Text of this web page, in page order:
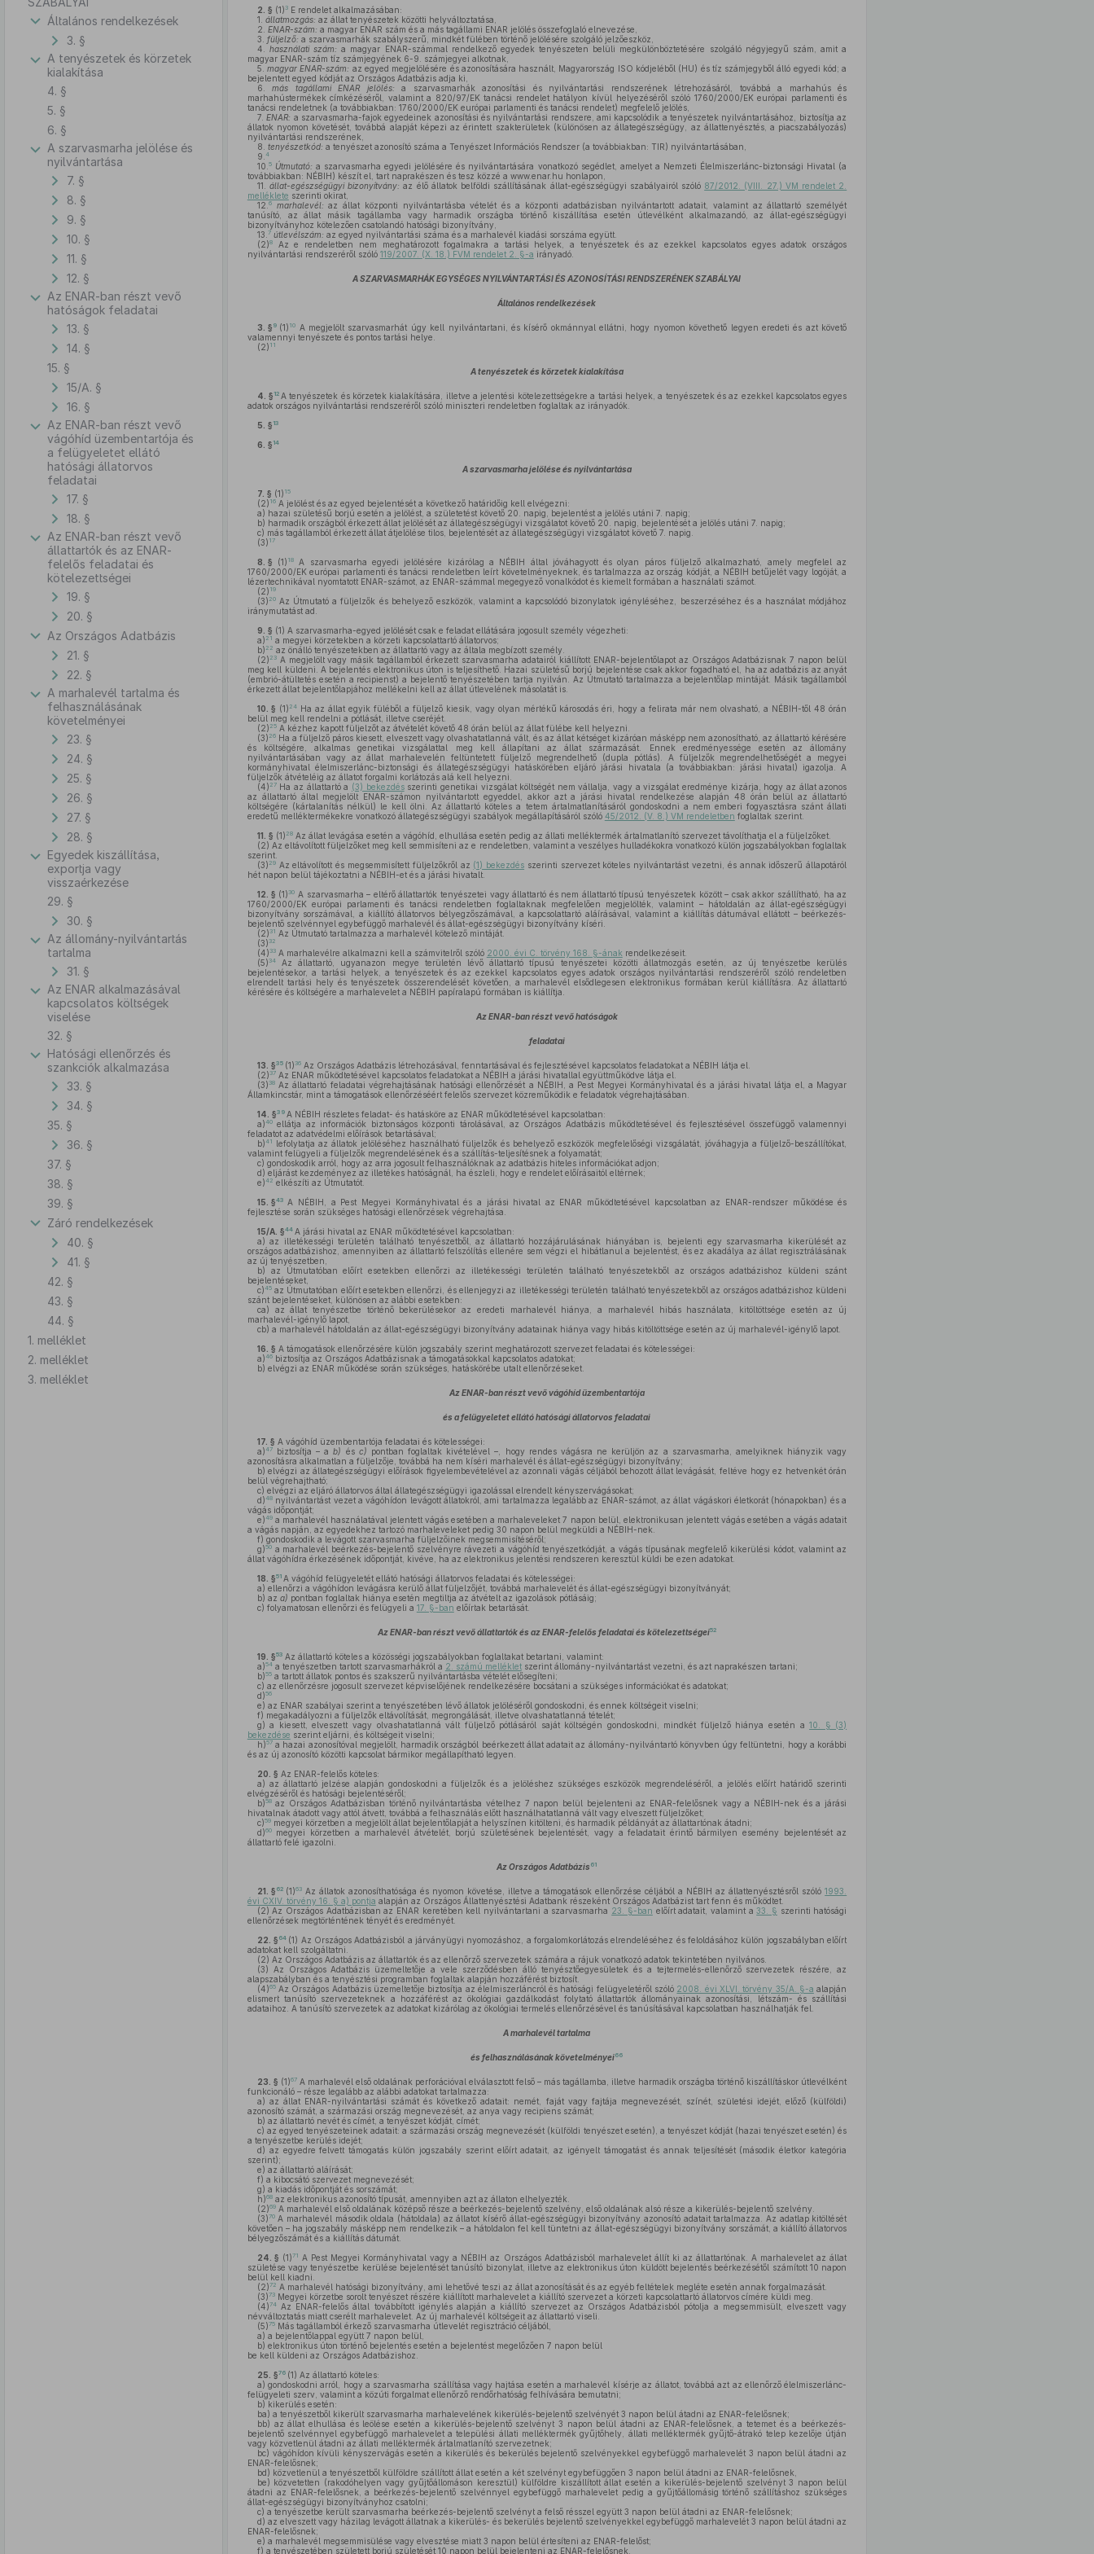
Általános rendelkezések
3. §
A tenyészetek és körzetek
kialakítása
4. §
5. §
6. §
A szarvasmarha jelölése és
nyilvántartása
7. §
8. §
9. §
10. §
11. §
12. §
Az ENAR-ban részt vevő
hatóságok feladatai
13. §
14. §
15. §
15/A. §
16. §
Az ENAR-ban részt vevő
vágóhíd üzembentartója és
a felügyeletet ellátó
hatósági állatorvos
feladatai
17. §
18. §
Az ENAR-ban részt vevő
állattartók és az ENAR-
felelős feladatai és
kötelezettségei
19. §
20. §
Az Országos Adatbázis
21. §
22. §
A marhalevél tartalma és
felhasználásának
követelményei
23. §
24. §
25. §
26. §
27. §
28. §
Egyedek kiszállítása,
exportja vagy
visszaérkezése
29. §
30. §
Az állomány-nyilvántartás
tartalma
31. §
Az ENAR alkalmazásával
kapcsolatos költségek
viselése
32. §
Hatósági ellenőrzés és
szankciók alkalmazása
33. §
34. §
35. §
36. §
37. §
38. §
39. §
Záró rendelkezések
40. §
41. §
42. §
43. §
44. §
1. melléklet
2. melléklet
3. melléklet
2. § (1) 3E rendelet alkalmazásában:
1. állatmozgás: az állat tenyészetek közötti helyváltoztatása,
2. ENAR-szám: a magyar ENAR szám és a más tagállami ENAR jelölés összefoglaló elnevezése,
3. füljelző: a szarvasmarhák szabályszerű, mindkét fülében történő jelölésére szolgáló jelzőeszköz,
4.
használati szám: a magyar ENAR-számmal rendelkező egyedek tenyészeten belüli megkülönböztetésére szolgáló négyjegyű szám, amit a
magyar ENAR-szám tíz számjegyének 6-9. számjegyei alkotnak,
5. magyar ENAR-szám: az egyed megjelölésére és azonosítására használt, Magyarország ISO kódjeléből (HU) és tíz számjegyből álló egyedi kód; a
bejelentett egyed kódját az Országos Adatbázis adja ki,
6.
más tagállami ENAR jelölés: a szarvasmarhák azonosítási és nyilvántartási rendszerének létrehozásáról, továbbá a marhahús és
marhahústermékek címkézéséről, valamint a 820/97/EK tanácsi rendelet hatályon kívül helyezéséről szóló 1760/2000/EK európai parlamenti és
tanácsi rendeletnek (a továbbiakban: 1760/2000/EK európai parlamenti és tanácsi rendelet) megfelelő jelölés,
7. ENAR: a szarvasmarha-fajok egyedeinek azonosítási és nyilvántartási rendszere, ami kapcsolódik a tenyészetek nyilvántartásához, biztosítja az
állatok nyomon követését, továbbá alapját képezi az érintett szakterületek (különösen az állategészségügy, az állattenyésztés, a piacszabályozás)
nyilvántartási rendszerének,
8. tenyészetkód: a tenyészet azonosító száma a Tenyészet Információs Rendszer (a továbbiakban: TIR) nyilvántartásában,
9. 4
10. 5 Útmutató: a szarvasmarha egyedi jelölésére és nyilvántartására vonatkozó segédlet, amelyet a Nemzeti Élelmiszerlánc-biztonsági Hivatal (a
továbbiakban: NÉBIH) készít el, tart naprakészen és tesz közzé a www.enar.hu honlapon,
11.
állat-egészségügyi bizonyítvány: az élő állatok belföldi szállításának állat-egészségügyi szabályairól szóló 87/2012. (VIII. 27.) VM rendelet 2.
melléklete szerinti okirat,
12. 6 marhalevél: az állat központi nyilvántartásba vételét és a központi adatbázisban nyilvántartott adatait, valamint az állattartó személyét
tanúsító, az állat másik tagállamba vagy harmadik országba történő kiszállítása esetén útlevélként alkalmazandó, az állat-egészségügyi
bizonyítványhoz kötelezően csatolandó hatósági bizonyítvány,
13. 7 útlevélszám: az egyed nyilvántartási száma és a marhalevél kiadási sorszáma együtt.
(2)8Az e rendeletben nem meghatározott fogalmakra a tartási helyek, a tenyészetek és az ezekkel kapcsolatos egyes adatok országos
nyilvántartási rendszeréről szóló 119/2007. (X. 18.) FVM rendelet 2. §-a irányadó.
A SZARVASMARHÁK EGYSÉGES NYILVÁNTARTÁSI ÉS AZONOSÍTÁSI RENDSZERÉNEK SZABÁLYAI
Általános rendelkezések
3. § 9 (1) 10 A megjelölt szarvasmarhát úgy kell nyilvántartani, és kísérő okmánnyal ellátni, hogy nyomon követhető legyen eredeti és azt követő
valamennyi tenyészete és pontos tartási helye.
(2) 11
A tenyészetek és körzetek kialakítása
4. § 12 A tenyészetek és körzetek kialakítására, illetve a jelentési kötelezettségekre a tartási helyek, a tenyészetek és az ezekkel kapcsolatos egyes
adatok országos nyilvántartási rendszeréről szóló miniszteri rendeletben foglaltak az irányadók.
5. § 13
6. § 14
A szarvasmarha jelölése és nyilvántartása
7. § (1) 15
(2) 16A jelölést és az egyed bejelentését a következő határidőig kell elvégezni:
a) hazai születésű borjú esetén a jelölést, a születetést követő 20. napig, bejelentést a jelölés utáni 7. napig;
b) harmadik országból érkezett állat jelölését az állategészségügyi vizsgálatot követő 20. napig, bejelentését a jelölés utáni 7. napig;
c) más tagállamból érkezett állat átjelölése tilos, bejelentését az állategészségügyi vizsgálatot követő 7. napig.
(3) 17
8. § (1) 18
A szarvasmarha egyedi jelölésére kizárólag a NÉBIH által jóváhagyott és olyan páros füljelző alkalmazható, amely megfelel az
1760/2000/EK európai parlamenti és tanácsi rendeletben leírt követelményeknek, és tartalmazza az ország kódját, a NÉBIH betűjelét vagy logóját, a
lézertechnikával nyomtatott ENAR-számot, az ENAR-számmal megegyező vonalkódot és kiemelt formában a használati számot.
(2) 19
(3) 20Az Útmutató a füljelzők és behelyező eszközök, valamint a kapcsolódó bizonylatok igényléséhez, beszerzéséhez és a használat módjához
iránymutatást ad.
9. § (1) A szarvasmarha-egyed jelölését csak e feladat ellátására jogosult személy végezheti:
a) 21 a megyei körzetekben a körzeti kapcsolattartó állatorvos;
b) 22 az önálló tenyészetekben az állattartó vagy az általa megbízott személy.
(2) 23A megjelölt vagy másik tagállamból érkezett szarvasmarha adatairól kiállított ENAR-bejelentőlapot az Országos Adatbázisnak 7 napon belül
meg kell küldeni. A bejelentés elektronikus úton is teljesíthető. Hazai születésű borjú bejelentése csak akkor fogadható el, ha az adatbázis az anyát
(embrió-átültetés esetén a recipienst) a bejelentő tenyészetében tartja nyilván. Az Útmutató tartalmazza a bejelentőlap mintáját. Másik tagállamból
érkezett állat bejelentőlapjához mellékelni kell az állat útlevelének másolatát is.
10. § (1) 24Ha az állat egyik füléből a füljelző kiesik, vagy olyan mértékű károsodás éri, hogy a felirata már nem olvasható, a NÉBIH-től 48 órán
belül meg kell rendelni a pótlását, illetve cseréjét.
(2) 25A kézhez kapott füljelzőt az átvételét követő 48 órán belül az állat fülébe kell helyezni.
(3) 26Ha a füljelző páros kiesett, elveszett vagy olvashatatlanná vált, és az állat kétséget kizáróan másképp nem azonosítható, az állattartó kérésére
és költségére, alkalmas genetikai vizsgálattal meg kell állapítani az állat származását. Ennek eredményessége esetén az állomány
nyilvántartásában vagy az állat marhalevelén feltüntetett füljelző megrendelhető (dupla pótlás). A füljelzők megrendelhetőségét a megyei
kormányhivatal élelmiszerlánc-biztonsági és állategészségügyi hatáskörében eljáró járási hivatala (a továbbiakban: járási hivatal) igazolja. A
füljelzők átvételéig az állatot forgalmi korlátozás alá kell helyezni.
(4) 27Ha az állattartó a (3) bekezdésszerinti genetikai vizsgálat költségét nem vállalja, vagy a vizsgálat eredménye kizárja, hogy az állat azonos
az állattartó által megjelölt ENAR-számon nyilvántartott egyeddel, akkor azt a járási hivatal rendelkezése alapján 48 órán belül az állattartó
költségére (kártalanítás nélkül) le kell ölni. Az állattartó köteles a tetem ártalmatlanításáról gondoskodni a nem emberi fogyasztásra szánt állati
eredetű melléktermékekre vonatkozó állategészségügyi szabályok megállapításáról szóló 45/2012. (V. 8.) VM rendeletben foglaltak szerint.
11. § (1) 28Az állat levágása esetén a vágóhíd, elhullása esetén pedig az állati melléktermék ártalmatlanító szervezet távolíthatja el a füljelzőket.
(2) Az eltávolított füljelzőket meg kell semmisíteni az e rendeletben, valamint a veszélyes hulladékokra vonatkozó külön jogszabályokban foglaltak
szerint.
(3) 29Az eltávolított és megsemmisített füljelzőkről az (1) bekezdés szerinti szervezet köteles nyilvántartást vezetni, és annak időszerű állapotáról
hét napon belül tájékoztatni a NÉBIH-et és a járási hivatalt.
12. § (1)30 A szarvasmarha – eltérő állattartók tenyészetei vagy állattartó és nem állattartó típusú tenyészetek között – csak akkor szállítható, ha az
1760/2000/EK európai parlamenti és tanácsi rendeletben foglaltaknak megfelelően megjelölték, valamint – hátoldalán az állat-egészségügyi
bizonyítvány sorszámával, a kiállító állatorvos bélyegzőszámával, a kapcsolattartó aláírásával, valamint a kiállítás dátumával ellátott – beérkezés-
bejelentő szelvénnyel egybefüggő marhalevél és állat-egészségügyi bizonyítvány kíséri.
(2) 31 Az Útmutató tartalmazza a marhalevél kötelező mintáját.
(3) 32
(4) 33A marhalevélre alkalmazni kell a számvitelről szóló 2000. évi C. törvény 168. §-ának rendelkezéseit.
(5) 34Az állattartó, ugyanazon megye területén lévő állattartó típusú tenyészetei közötti állatmozgás esetén, az új tenyészetbe kerülés
bejelentésekor, a tartási helyek, a tenyészetek és az ezekkel kapcsolatos egyes adatok országos nyilvántartási rendszeréről szóló rendeletben
elrendelt tartási hely és tenyészetek összerendelését követően, a marhalevél elsődlegesen elektronikus formában kerül kiállításra. Az állattartó
kérésére és költségére a marhalevelet a NÉBIH papíralapú formában is kiállítja.
Az ENAR-ban részt vevő hatóságok
feladatai
13. §35 (1) 36Az Országos Adatbázis létrehozásával, fenntartásával és fejlesztésével kapcsolatos feladatokat a NÉBIH látja el.
(2) 37Az ENAR működtetésével kapcsolatos feladatokat a NÉBIH a járási hivatallal együttműködve látja el.
(3) 38Az állattartó feladatai végrehajtásának hatósági ellenőrzését a NÉBIH, a Pest Megyei Kormányhivatal és a járási hivatal látja el, a Magyar
Államkincstár, mint a támogatások ellenőrzéséért felelős szervezet közreműködik e feladatok végrehajtásában.
14. §39 A NÉBIH részletes feladat- és hatásköre az ENAR működtetésével kapcsolatban:
a)40ellátja az információk biztonságos központi tárolásával, az Országos Adatbázis működtetésével és fejlesztésével összefüggő valamennyi
feladatot az adatvédelmi előírások betartásával;
b)41
lefolytatja az állatok jelöléséhez használható füljelzők és behelyező eszközök megfelelőségi vizsgálatát, jóváhagyja a füljelző-beszállítókat,
valamint felügyeli a füljelzők megrendelésének és a szállítás-teljesítésnek a folyamatát;
c) gondoskodik arról, hogy az arra jogosult felhasználóknak az adatbázis hiteles információkat adjon;
d) eljárást kezdeményez az illetékes hatóságnál, ha észleli, hogy e rendelet előírásaitól eltérnek;
e)42 elkészíti az Útmutatót.
15. §43
A NÉBIH, a Pest Megyei Kormányhivatal és a járási hivatal az ENAR működtetésével kapcsolatban az ENAR-rendszer működése és
fejlesztése során szükséges hatósági ellenőrzések végrehajtása.
15/A. §44 A járási hivatal az ENAR működtetésével kapcsolatban:
a) az illetékességi területén található tenyészetből, az állattartó hozzájárulásának hiányában is, bejelenti egy szarvasmarha kikerülését az
országos adatbázishoz, amennyiben az állattartó felszólítás ellenére sem végzi el hibátlanul a bejelentést, és ez akadálya az állat regisztrálásának
az új tenyészetben,
b) az Útmutatóban előírt esetekben ellenőrzi az illetékességi területén található tenyészetekből az országos adatbázishoz küldeni szánt
bejelentéseket,
c)45az Útmutatóban előírt esetekben ellenőrzi, és ellenjegyzi az illetékességi területén található tenyészetekből az országos adatbázishoz küldeni
szánt bejelentéseket, különösen az alábbi esetekben:
ca) az állat tenyészetbe történő bekerülésekor az eredeti marhalevél hiánya, a marhalevél hibás használata, kitöltöttsége esetén az új
marhalevél-igénylő lapot,
cb) a marhalevél hátoldalán az állat-egészségügyi bizonyítvány adatainak hiánya vagy hibás kitöltöttsége esetén az új marhalevél-igénylő lapot.
16. § A támogatások ellenőrzésére külön jogszabály szerint meghatározott szervezet feladatai és kötelességei:
a)46biztosítja az Országos Adatbázisnak a támogatásokkal kapcsolatos adatokat;
b) elvégzi az ENAR működése során szükséges, hatáskörébe utalt ellenőrzéseket.
Az ENAR-ban részt vevő vágóhíd üzembentartója
és a felügyeletet ellátó hatósági állatorvos feladatai
17. § A vágóhíd üzembentartója feladatai és kötelességei:
a)47biztosítja – ab) és c) pontban foglaltak kivételével –, hogy rendes vágásra ne kerüljön az a szarvasmarha, amelyiknek hiányzik vagy
azonosításra alkalmatlan a füljelzője, továbbá ha nem kíséri marhalevél és állat-egészségügyi bizonyítvány;
b) elvégzi az állategészségügyi előírások figyelembevételével az azonnali vágás céljából behozott állat levágását, feltéve hogy ez hetvenkét órán
belül végrehajtható;
c) elvégzi az eljáró állatorvos által állategészségügyi igazolással elrendelt kényszervágásokat;
d)48nyilvántartást vezet a vágóhídon levágott állatokról, ami tartalmazza legalább az ENAR-számot, az állat vágáskori életkorát (hónapokban) és a
vágás időpontját;
e)49a marhalevél használatával jelentett vágás esetében a marhaleveleket 7 napon belül, elektronikusan jelentett vágás esetében a vágás adatait
a vágás napján, az egyedekhez tartozó marhaleveleket pedig 30 napon belül megküldi a NÉBIH-nek.
f) gondoskodik a levágott szarvasmarha füljelzőinek megsemmisítéséről;
g)50a marhalevél beérkezés-bejelentő szelvényre rávezeti a vágóhíd tenyészetkódját, a vágás típusának megfelelő kikerülési kódot, valamint az
állat vágóhídra érkezésének időpontját, kivéve, ha az elektronikus jelentési rendszeren keresztül küldi be ezen adatokat.
18. §51 A vágóhíd felügyeletét ellátó hatósági állatorvos feladatai és kötelességei:
a) ellenőrzi a vágóhídon levágásra kerülő állat füljelzőjét, továbbá marhalevelét és állat-egészségügyi bizonyítványát;
b) az a) pontban foglaltak hiánya esetén megtiltja az átvételt az igazolások pótlásáig;
c) folyamatosan ellenőrzi és felügyeli a 17. §-ban előírtak betartását.
Az ENAR-ban részt vevő állattartók és az ENAR-felelős feladatai és kötelezettségei52
19. §53 Az állattartó köteles a közösségi jogszabályokban foglaltakat betartani, valamint:
a)54a tenyészetben tartott szarvasmarhákról a 2. számú mellékletszerint állomány-nyilvántartást vezetni, és azt naprakészen tartani;
b)55a tartott állatok pontos és szakszerű nyilvántartásba vételét elősegíteni;
c) az ellenőrzésre jogosult szervezet képviselőjének rendelkezésére bocsátani a szükséges információkat és adatokat;
d)56
e) az ENAR szabályai szerint a tenyészetében lévő állatok jelöléséről gondoskodni, és ennek költségeit viselni;
f) megakadályozni a füljelzők eltávolítását, megrongálását, illetve olvashatatlanná tételét;
g) a kiesett, elveszett vagy olvashatatlanná vált füljelző pótlásáról saját költségén gondoskodni, mindkét füljelző hiánya esetén a10. § (3)
bekezdése szerint eljárni, és költségeit viselni;
h)57a hazai azonosítóval megjelölt, harmadik országból beérkezett állat adatait az állomány-nyilvántartó könyvben úgy feltüntetni, hogy a korábbi
és az új azonosító közötti kapcsolat bármikor megállapítható legyen.
20. § Az ENAR-felelős köteles:
a) az állattartó jelzése alapján gondoskodni a füljelzők és a jelöléshez szükséges eszközök megrendeléséről, a jelölés előírt határidő szerinti
elvégzéséről és hatósági bejelentéséről;
b)58az Országos Adatbázisban történő nyilvántartásba vételhez 7 napon belül bejelenteni az ENAR-felelősnek vagy a NÉBIH-nek és a járási
hivatalnak átadott vagy attól átvett, továbbá a felhasználás előtt használhatatlanná vált vagy elveszett füljelzőket;
c)59megyei körzetben a megjelölt állat bejelentőlapját a helyszínen kitölteni, és harmadik példányát az állattartónak átadni;
d)60megyei körzetben a marhalevél átvételét, borjú születésének bejelentését, vagy a feladatait érintő bármilyen esemény bejelentését az
állattartó felé igazolni.
Az Országos Adatbázis 61
21. § 62 (1)63Az állatok azonosíthatósága és nyomon követése, illetve a támogatások ellenőrzése céljából a NÉBIH az állattenyésztésről szóló1993.
évi CXIV. törvény 16. § a) pontja alapján az Országos Állattenyésztési Adatbank részeként Országos Adatbázist tart fenn és működtet.
(2) Az Országos Adatbázisban az ENAR keretében kell nyilvántartani a szarvasmarha 23. §-ban előírt adatait, valamint a33. § szerinti hatósági
ellenőrzések megtörténtének tényét és eredményét.
22. § 64 (1) Az Országos Adatbázisból a járványügyi nyomozáshoz, a forgalomkorlátozás elrendeléséhez és feloldásához külön jogszabályban előírt
adatokat kell szolgáltatni.
(2) Az Országos Adatbázis az állattartók és az ellenőrző szervezetek számára a rájuk vonatkozó adatok tekintetében nyilvános.
(3) Az Országos Adatbázis üzemeltetője a vele szerződésben álló tenyésztőegyesületek és a tejtermelés-ellenőrző szervezetek részére, az
alapszabályban és a tenyésztési programban foglaltak alapján hozzáférést biztosít.
(4)65Az Országos Adatbázis üzemeltetője biztosítja az élelmiszerláncról és hatósági felügyeletéről szóló 2008. évi XLVI. törvény 35/A. §-a alapján
elismert tanúsító szervezeteknek a hozzáférést az ökológiai gazdálkodást folytató állattartók állományainak azonosítási, létszám- és szállítási
adataihoz. A tanúsító szervezetek az adatokat kizárólag az ökológiai termelés ellenőrzésével és tanúsításával kapcsolatban használhatják fel.
A marhalevél tartalma
és felhasználásának követelményei66
23. § (1)67A marhalevél első oldalának perforációval elválasztott felső – más tagállamba, illetve harmadik országba történő kiszállításkor útlevélként
funkcionáló – része legalább az alábbi adatokat tartalmazza:
a) az állat ENAR-nyilvántartási számát és következő adatait: nemét, faját vagy fajtája megnevezését, színét, születési idejét, előző (külföldi)
azonosító számát, a származási ország megnevezését, az anya vagy recipiens számát;
b) az állattartó nevét és címét, a tenyészet kódját, címét;
c) az egyed tenyészeteinek adatait: a származási ország megnevezését (külföldi tenyészet esetén), a tenyészet kódját (hazai tenyészet esetén) és
a tenyészetbe kerülés idejét;
d) az egyedre felvett támogatás külön jogszabály szerint előírt adatait, az igényelt támogatást és annak teljesítését (második életkor kategória
szerint);
e) az állattartó aláírását;
f) a kibocsátó szervezet megnevezését;
g) a kiadás időpontját és sorszámát;
h)68az elektronikus azonosító típusát, amennyiben azt az állaton elhelyezték.
(2)69A marhalevél első oldalának középső része a beérkezés-bejelentő szelvény, első oldalának alsó része a kikerülés-bejelentő szelvény.
(3)70A marhalevél második oldala (hátoldala) az állatot kísérő állat-egészségügyi bizonyítvány azonosító adatait tartalmazza. Az adatlap kitöltését
követően – ha jogszabály másképp nem rendelkezik – a hátoldalon fel kell tüntetni az állat-egészségügyi bizonyítvány sorszámát, a kiállító állatorvos
bélyegzőszámát és a kiállítás dátumát.
24. § (1)71 A Pest Megyei Kormányhivatal vagy a NÉBIH az Országos Adatbázisból marhalevelet állít ki az állattartónak. A marhalevelet az állat
születése vagy tenyészetbe kerülése bejelentését tanúsító bizonylat, illetve az elektronikus úton küldött bejelentés beérkezésétől számított 10 napon
belül kell kiadni.
(2)72 A marhalevél hatósági bizonyítvány, ami lehetővé teszi az állat azonosítását és az egyéb feltételek megléte esetén annak forgalmazását.
(3)73Megyei körzetbe sorolt tenyészet részére kiállított marhalevelet a kiállító szervezet a körzeti kapcsolattartó állatorvos címére küldi meg.
(4)74Az ENAR-felelős által továbbított igénylés alapján a kiállító szervezet az Országos Adatbázisból pótolja a megsemmisült, elveszett vagy
névváltoztatás miatt cserélt marhalevelet. Az új marhalevél költségeit az állattartó viseli.
(5)75Más tagállamból érkező szarvasmarha útlevelét regisztráció céljából,
a) a bejelentőlappal együtt 7 napon belül,
b) elektronikus úton történő bejelentés esetén a bejelentést megelőzően 7 napon belül
be kell küldeni az Országos Adatbázishoz.
25. §76 (1) Az állattartó köteles:
a) gondoskodni arról, hogy a szarvasmarha szállítása vagy hajtása esetén a marhalevél kísérje az állatot, továbbá azt az ellenőrző élelmiszerlánc-
felügyeleti szerv, valamint a közúti forgalmat ellenőrző rendőrhatóság felhívására bemutatni;
b) kikerülés esetén:
ba) a tenyészetből kikerült szarvasmarha marhalevelének kikerülés-bejelentő szelvényét 3 napon belül átadni az ENAR-felelősnek;
bb) az állat elhullása és leölése esetén a kikerülés-bejelentő szelvényt 3 napon belül átadni az ENAR-felelősnek, a tetemet és a beérkezés-
bejelentő szelvénnyel egybefüggő marhalevelet a települési állati melléktermék gyűjtőhely, állati melléktermék gyűjtő-átrakó telep kezelője útján
vagy közvetlenül átadni az állati melléktermék ártalmatlanító szervezetnek;
bc) vágóhídon kívüli kényszervágás esetén a kikerülés és bekerülés bejelentő szelvényekkel egybefüggő marhalevelét 3 napon belül átadni az
ENAR-felelősnek;
bd) közvetlenül a tenyészetből külföldre szállított állat esetén a két szelvényt egybefüggően 3 napon belül átadni az ENAR-felelősnek,
be) közvetetten (rakodóhelyen vagy gyűjtőállomáson keresztül) külföldre kiszállított állat esetén a kikerülés-bejelentő szelvényt 3 napon belül
átadni az ENAR-felelősnek, a beérkezés-bejelentő szelvénnyel egybefüggő marhalevelet pedig a gyűjtőállomásig történő szállításhoz szükséges
állat-egészségügyi bizonyítványhoz csatolni;
c) a tenyészetbe került szarvasmarha beérkezés-bejelentő szelvényt a felső résszel együtt 3 napon belül átadni az ENAR-felelősnek;
d) az elveszett vagy házilag levágott állatnak a kikerülés- és bekerülés bejelentő szelvényekkel egybefüggő marhalevelét 3 napon belül átadni az
ENAR-felelősnek;
e) a marhalevél megsemmisülése vagy elvesztése miatt 3 napon belül értesíteni az ENAR-felelőst;
f) a tenyészetében született borjú születését 10 napon belül bejelenteni az ENAR-felelősnek.